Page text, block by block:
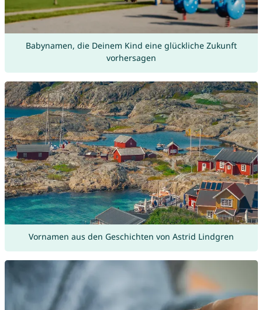
Babynamen, die Deinem Kind eine glückliche Zukunft
vorhersagen
Vornamen aus den Geschichten von Astrid Lindgren